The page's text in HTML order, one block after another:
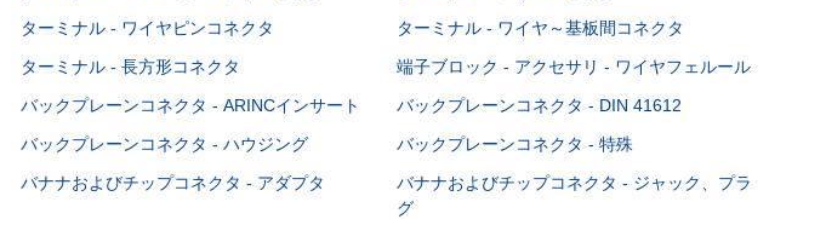
ターミナル - ワイヤピンコネクタ
ターミナル - ワイヤ～基板間コネクタ
ターミナル - 長方形コネクタ
端子ブロック - アクセサリ - ワイヤフェルール
バックプレーンコネクタ - ARINCインサート
バックプレーンコネクタ - DIN 41612
バックプレーンコネクタ - ハウジング
バックプレーンコネクタ - 特殊
バナナおよびチップコネクタ - アダプタ
バナナおよびチップコネクタ - ジャック、プラ
グ